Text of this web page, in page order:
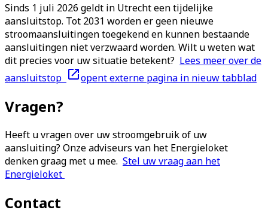
Sinds 1 juli 2026 geldt in Utrecht een tijdelijke
aansluitstop. Tot 2031 worden er geen nieuwe
stroomaansluitingen toegekend en kunnen bestaande
aansluitingen niet verzwaard worden. Wilt u weten wat
dit precies voor uw situatie betekent? Lees meer over de
aansluitstop
opent externe pagina in nieuw tabblad
Vragen?
Heeft u vragen over uw stroomgebruik of uw
aansluiting? Onze adviseurs van het Energieloket
denken graag met u mee. Stel uw vraag aan het
Energieloket
Contact